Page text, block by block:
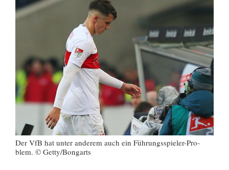
Der VfB hat unter ande­rem auch ein Füh­rungs­spie­ler-Pro­
blem. © Getty/Bongarts